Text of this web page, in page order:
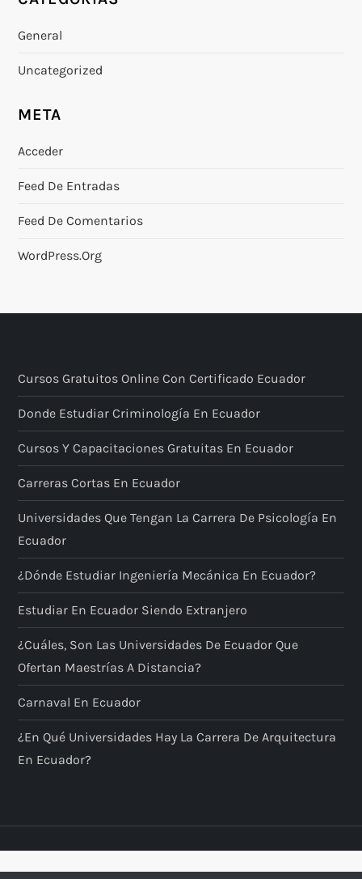
General
Uncategorized
META
Acceder
Feed De Entradas
Feed De Comentarios
WordPress.org
Cursos Gratuitos Online Con Certificado Ecuador
Donde Estudiar Criminología En Ecuador
Cursos Y Capacitaciones Gratuitas En Ecuador
Carreras Cortas En Ecuador
Universidades Que Tengan La Carrera De Psicología En
Ecuador
¿Dónde Estudiar Ingeniería Mecánica En Ecuador?
Estudiar En Ecuador Siendo Extranjero
¿Cuáles, Son Las Universidades De Ecuador Que
Ofertan Maestrías A Distancia?
Carnaval En Ecuador
¿En Qué Universidades Hay La Carrera De Arquitectura
En Ecuador?